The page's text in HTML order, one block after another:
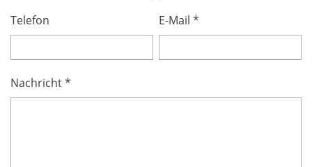
Telefon E-Mail *
Nachricht *